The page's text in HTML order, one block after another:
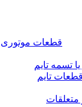
قطعات موتوری
تسمه تایم
تایم